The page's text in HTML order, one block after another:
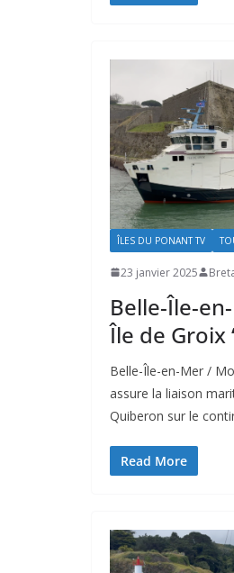
ÎLES DU PONANT TV
23 janvier 2025
Belle-Île-
Île de Groix ‘
Belle-Île-en-Mer /
assure la liaison
Quiberon sur le
Read More